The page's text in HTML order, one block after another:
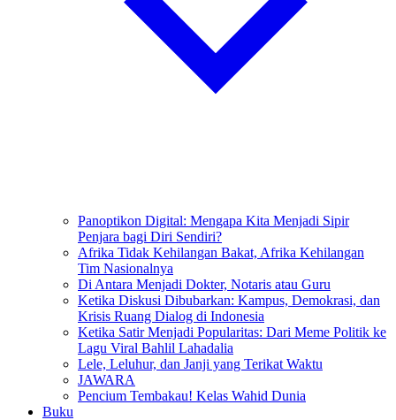
Panoptikon Digital: Mengapa Kita Menjadi Sipir
Penjara bagi Diri Sendiri?
Afrika Tidak Kehilangan Bakat, Afrika Kehilangan
Tim Nasionalnya
Di Antara Menjadi Dokter, Notaris atau Guru
Ketika Diskusi Dibubarkan: Kampus, Demokrasi, dan
Krisis Ruang Dialog di Indonesia
Ketika Satir Menjadi Popularitas: Dari Meme Politik ke
Lagu Viral Bahlil Lahadalia
Lele, Leluhur, dan Janji yang Terikat Waktu
JAWARA
Pencium Tembakau! Kelas Wahid Dunia
Buku